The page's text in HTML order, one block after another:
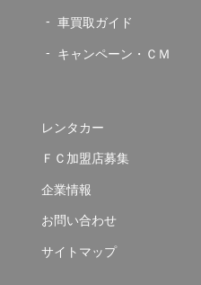
車買取ガイド
キャンペーン・ＣＭ
レンタカー
ＦＣ加盟店募集
企業情報
お問い合わせ
サイトマップ